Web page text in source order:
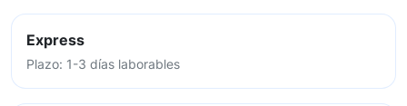
Express
Plazo: 1-3 días laborables